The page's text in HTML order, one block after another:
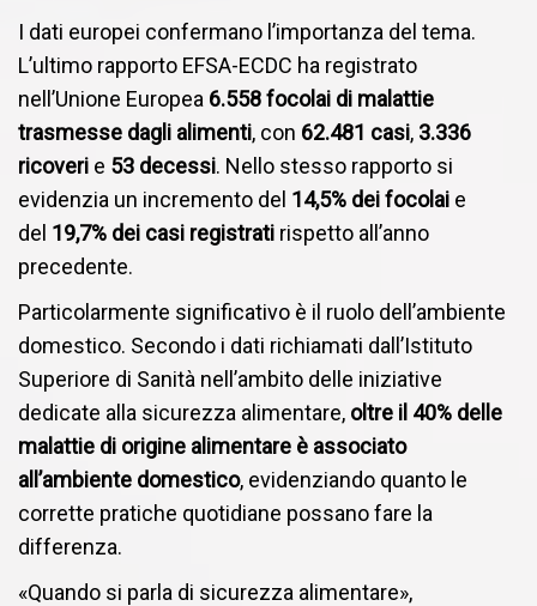
I dati europei confermano l’importanza del tema.
L’ultimo rapporto EFSA-ECDC ha registrato
nell’Unione Europea 6.558 focolai di malattie
trasmesse dagli alimenti, con 62.481 casi, 3.336
ricoveri e 53 decessi. Nello stesso rapporto si
evidenzia un incremento del 14,5% dei focolai e
del 19,7% dei casi registrati rispetto all’anno
precedente.
Particolarmente significativo è il ruolo dell’ambiente
domestico. Secondo i dati richiamati dall’Istituto
Superiore di Sanità nell’ambito delle iniziative
dedicate alla sicurezza alimentare, oltre il 40% delle
malattie di origine alimentare è associato
all’ambiente domestico, evidenziando quanto le
corrette pratiche quotidiane possano fare la
differenza.
«Quando si parla di sicurezza alimentare»,